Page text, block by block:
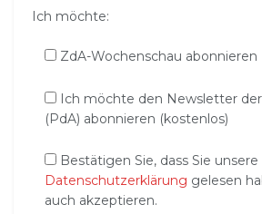
Ich möchte:
ZdA-Wochenschau abonnieren
Ich möchte den Newsletter
(PdA) abonnieren (kostenlos)
Bestätigen Sie, dass Sie unsere
Datenschutzerklärung gelesen
auch akzeptieren.